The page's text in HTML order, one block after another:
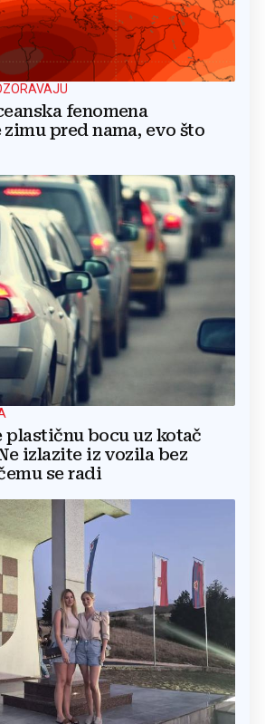
fenomena
pred nama, evo što
bocu uz kotač
izlazite iz vozila bez
se radi